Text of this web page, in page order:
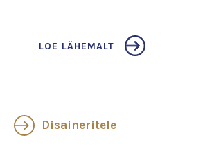
LOE LÄHEMALT
Disaineritele